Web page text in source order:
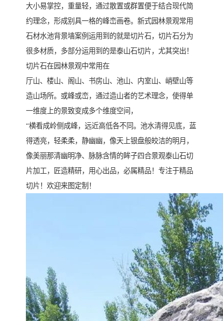
大小易掌控，重量轻，通过散置或群置便于结合现代简
约理念，形成别具一格的峰峦画卷。新式园林景观常用
石材水池背景墙案例运用到的就是切片石，切片石分为
很多材质，多部分运用到的是泰山石切片，尤其突出！
切片石在园林景观中常用在
厅山、楼山、阁山、书房山、池山、内室山、峭壁山等
造山场所。或峰或峦，通过造山者的艺术理念，使得单
一维度上的景致变成多个维度空间，
“横看成岭侧成峰，远近高低各不同。池水清得见底，蓝
得透亮，轻柔柔，静幽幽，像天上银盘般皎洁的明月，
像美丽那清幽明净、脉脉含情的眸子四合景观泰山石切
片加工，匠造精研，用心出品，必属精品！专注于精品
切片！欢迎来图定制！